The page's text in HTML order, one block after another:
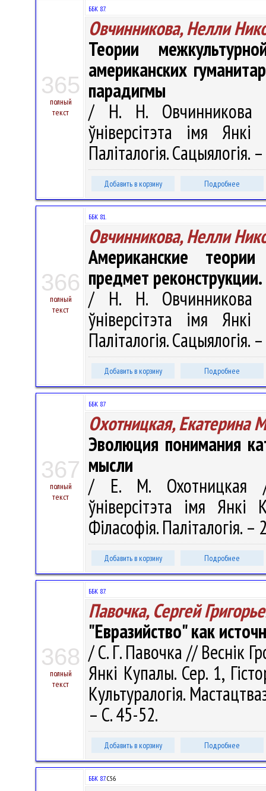
365
полный
текст
ББК 87.
Овчинникова, Нелли
Теории
американских
парадигмы
/ Н. Н. Овчинникова //
ўніверсітэта імя
Паліталогія.
Добавить в корзину Подробнее
366
полный
текст
ББК 81.
Овчинникова, Нелли
Американские
предмет
/ Н. Н. Овчинникова //
ўніверсітэта імя
Паліталогія.
Добавить в корзину Подробнее
367
полный
текст
ББК 87
Охотницкая, Екатерина
Эволюция понимания
мысли
/ Е. М. Охотницкая //
ўніверсітэта імя Янкі
Філасофія. Паліталогія.
Добавить в корзину Подробнее
368
полный
текст
ББК 87.
Павочка, Сергей
"Евразийство" как
/ С. Г. Павочка // Веснік
Янкі Купалы. Сер. 1,
Культуралогія.
– С. 45-52.
Добавить в корзину Подробнее
ББК 87.С56